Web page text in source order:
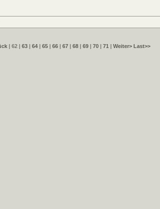
| 62 | 63| 64| 65| 66| 67| 68| 69| 70| 71 Weiter> Last>>